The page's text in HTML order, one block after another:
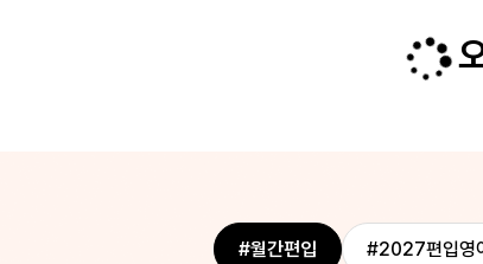
을 들으면 내가 고른 선지가
에 없는 이유가 납득이 되기
력 많이 끌어올릴 수 있었어
널리 퍼져야 한다고 생각합
들으면 절대 후회하지 않으실 거예#월간편입 #2027편입영